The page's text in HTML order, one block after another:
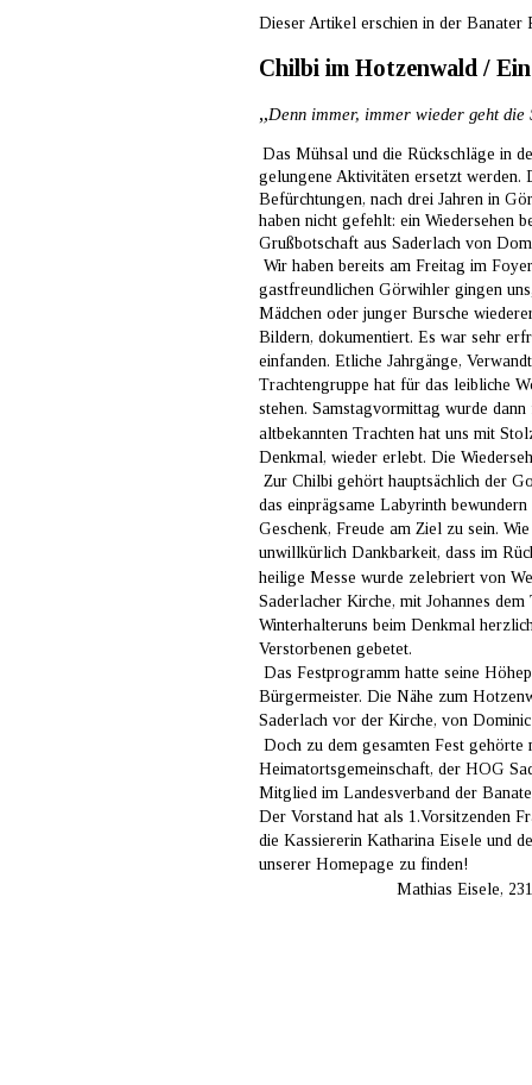
Dieser Artikel erschien in der Banater
Chilbi im Hotzenwald /
„Denn immer, immer wieder geht
Das Mühsal und die Rückschläge in
gelungene Aktivitäten ersetzt
Befürchtungen, nach drei Jahren in
haben nicht gefehlt: ein Wiedersehen
Grußbotschaft aus Saderlach von
Wir haben bereits am Freitag im
gastfreundlichen Görwihler gingen
Mädchen oder junger Bursche
Bildern, dokumentiert. Es war sehr
einfanden. Etliche Jahrgänge,
Trachtengruppe hat für das leibliche
stehen. Samstagvormittag wurde
altbekannten Trachten hat uns mit
Denkmal, wieder erlebt. Die
Zur Chilbi gehört hauptsächlich der
das einprägsame Labyrinth
Geschenk, Freude am Ziel zu sein.
unwillkürlich Dankbarkeit, dass im
heilige Messe wurde zelebriert von
Saderlacher Kirche, mit Johannes
Winterhalteruns beim Denkmal
Verstorbenen gebetet.
Das Festprogramm hatte seine
Bürgermeister. Die Nähe zum
Saderlach vor der Kirche, von
Doch zu dem gesamten Fest gehörte
Heimatortsgemeinschaft, der HOG
Mitglied im Landesverband der
Der Vorstand hat als 1.Vorsitzenden
die Kassiererin Katharina Eisele und
unserer Homepage zu finden!
Mathias